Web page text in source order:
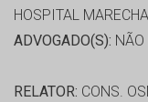
HOSPITAL
ADVOGADO(S): NÃO
RELATOR: CONS.